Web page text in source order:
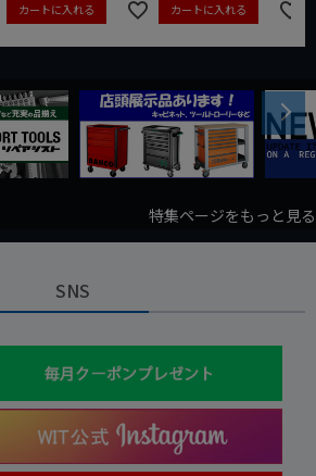
カートに入れる カートに入れる
Next
特集ページをもっと見る
SNS